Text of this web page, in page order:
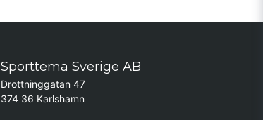
Sporttema Sverige AB
Drottninggatan 47
374 36 Karlshamn